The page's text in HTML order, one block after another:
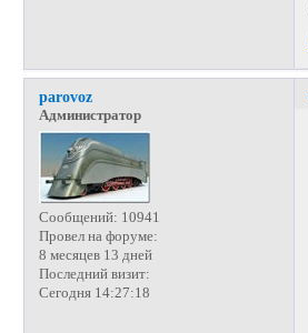
parovoz
Администратор
Сообщений: 10941
Провел на форуме:
8 месяцев 13 дней
Последний визит:
Сегодня 14:27:18